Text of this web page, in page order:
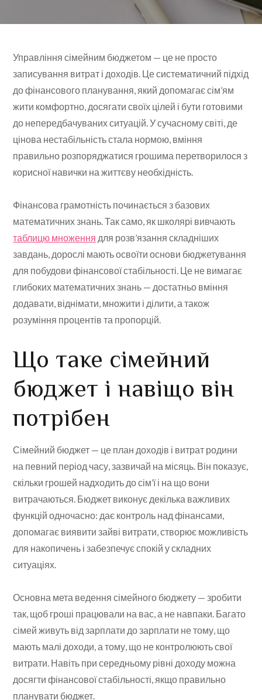
Управління сімейним бюджетом — це не просто
записування витрат і доходів. Це систематичний підхід
до фінансового планування, який допомагає сім’ям
жити комфортно, досягати своїх цілей і бути готовими
до непередбачуваних ситуацій. У сучасному світі, де
цінова нестабільність стала нормою, вміння
правильно розпоряджатися грошима перетворилося з
корисної навички на життєву необхідність.
Фінансова грамотність починається з базових
математичних знань. Так само, як школярі вивчають
таблицю множення для розв’язання складніших
завдань, дорослі мають освоїти основи бюджетування
для побудови фінансової стабільності. Це не вимагає
глибоких математичних знань — достатньо вміння
додавати, віднімати, множити і ділити, а також
розуміння процентів та пропорцій.
Що таке сімейний
бюджет і навіщо він
потрібен
Сімейний бюджет — це план доходів і витрат родини
на певний період часу, зазвичай на місяць. Він показує,
скільки грошей надходить до сім’ї і на що вони
витрачаються. Бюджет виконує декілька важливих
функцій одночасно: дає контроль над фінансами,
допомагає виявити зайві витрати, створює можливість
для накопичень і забезпечує спокій у складних
ситуаціях.
Основна мета ведення сімейного бюджету — зробити
так, щоб гроші працювали на вас, а не навпаки. Багато
сімей живуть від зарплати до зарплати не тому, що
мають малі доходи, а тому, що не контролюють свої
витрати. Навіть при середньому рівні доходу можна
досягти фінансової стабільності, якщо правильно
планувати бюджет.